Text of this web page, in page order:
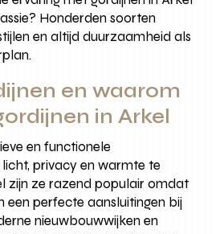
Honderden soorten
en altijd duurzaamheid als
en waarom
in Arkel
en functionele
privacy en warmte te
zijn ze razend populair omdat
een perfecte aansluitingen bij
nieuwbouwwijken en